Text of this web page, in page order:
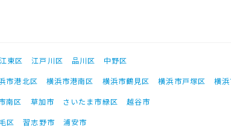
江東区 江戸川区 品川区
中野区
市港北区 横浜市港南区 横浜市鶴見区 横浜市戸塚区
横
南区 草加市 さいたま市緑区
越谷市
区 習志野市 浦安市